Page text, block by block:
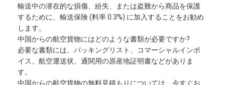
ホーム
製品
輸送中の潜在的な損傷、紛失、または盗難から商品を保護
するために、輸送保険 (料率 0.3%) に加入することをお勧め
します。
中国からの航空貨物にはどのような書類が必要ですか?
必要な書類には、パッキングリスト、コマーシャルインボ
イス、航空運送状、通関用の原産地証明書などがありま
す。
中国からの航空貨物の無料見積もりについては、今すぐお